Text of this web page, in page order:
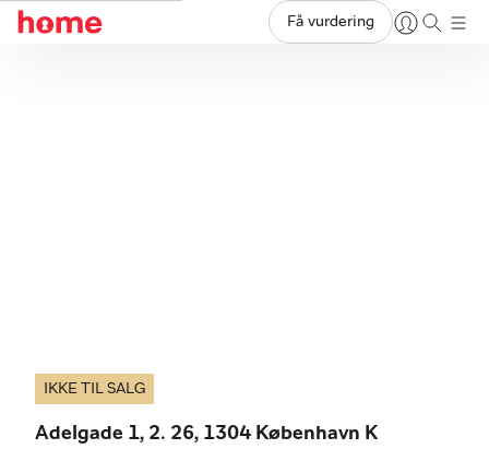
Få vurdering
IKKE TIL SALG
Adelgade 1, 2. 26, 1304 København K